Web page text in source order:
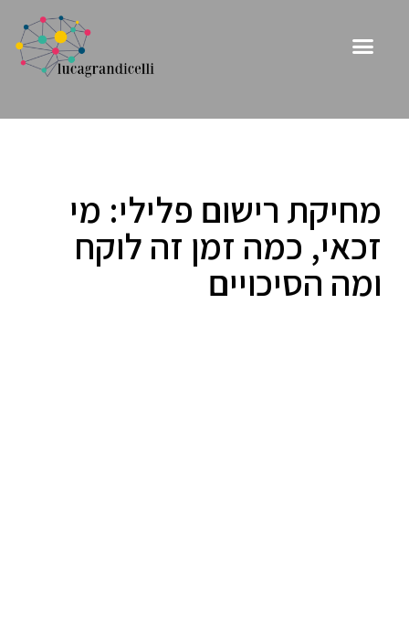
מחיקת רישום פלילי: מי
זכאי, כמה זמן זה לוקח
ומה הסיכויים